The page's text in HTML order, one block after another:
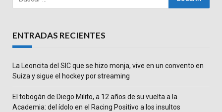
ENTRADAS RECIENTES
La Leoncita del SIC que se hizo monja, vive en un convento en
Suiza y sigue el hockey por streaming
El tobogán de Diego Milito, a 12 años de su vuelta a la
Academia: del ídolo en el Racing Positivo a los insultos